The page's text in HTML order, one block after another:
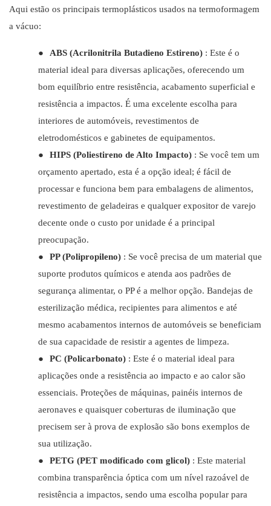
Aqui estão os principais termoplásticos usados ​​na termoformagem
a vácuo:
● ABS (Acrilonitrila Butadieno Estireno) : Este é o
material ideal para diversas aplicações, oferecendo um
bom equilíbrio entre resistência, acabamento superficial e
resistência a impactos. É uma excelente escolha para
interiores de automóveis, revestimentos de
eletrodomésticos e gabinetes de equipamentos.
●
HIPS (Poliestireno de Alto Impacto) : Se você tem um
orçamento apertado, esta é a opção ideal; é fácil de
processar e funciona bem para embalagens de alimentos,
revestimento de geladeiras e qualquer expositor de varejo
decente onde o custo por unidade é a principal
preocupação.
●
PP (Polipropileno) : Se você precisa de um material que
suporte produtos químicos e atenda aos padrões de
segurança alimentar, o PP é a melhor opção. Bandejas de
esterilização médica, recipientes para alimentos e até
mesmo acabamentos internos de automóveis se beneficiam
de sua capacidade de resistir a agentes de limpeza.
●
PC (Policarbonato) : Este é o material ideal para
aplicações onde a resistência ao impacto e ao calor são
essenciais. Proteções de máquinas, painéis internos de
aeronaves e quaisquer coberturas de iluminação que
precisem ser à prova de explosão são bons exemplos de
sua utilização.
●
PETG (PET modificado com glicol) : Este material
combina transparência óptica com um nível razoável de
resistência a impactos, sendo uma escolha popular para